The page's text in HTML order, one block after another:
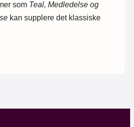
som Teal, Medledelse og
kan supplere det klassiske